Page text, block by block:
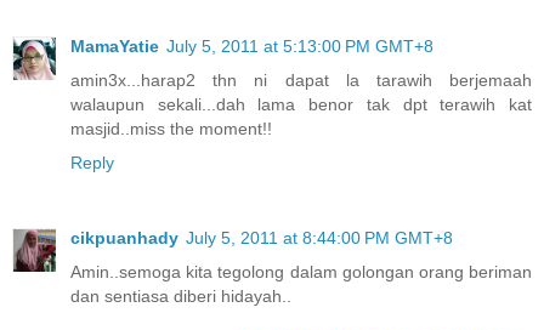
MamaYatie July 5, 2011 at 5:13:00 PM GMT+8
amin3x...harap2 thn ni dapat la tarawih berjemaah
walaupun sekali...dah lama benor tak dpt terawih kat
masjid..miss the moment!!
Reply
cikpuanhady July 5, 2011 at 8:44:00 PM GMT+8
Amin..semoga kita tegolong dalam golongan orang beriman
dan sentiasa diberi hidayah..